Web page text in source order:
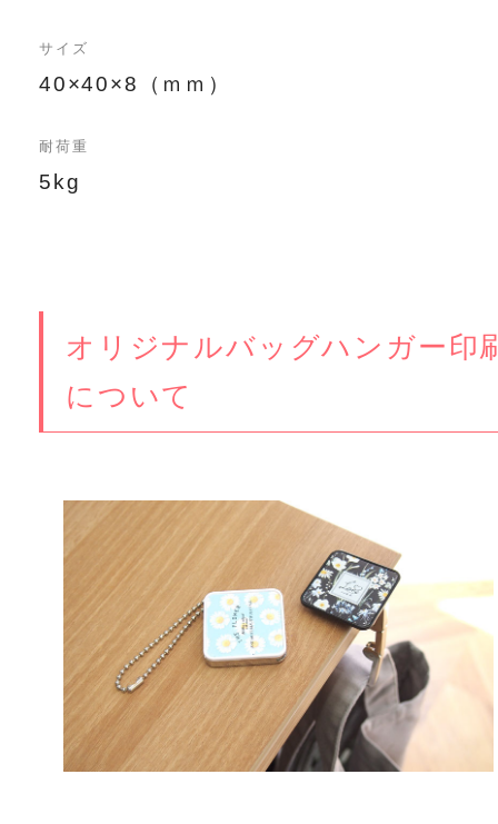
サイズ
40×40×8（ｍｍ）
耐荷重
5kg
オリジナルバッグハンガー印
について